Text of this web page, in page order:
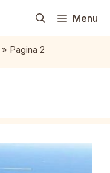
Menu
» Pagina 2